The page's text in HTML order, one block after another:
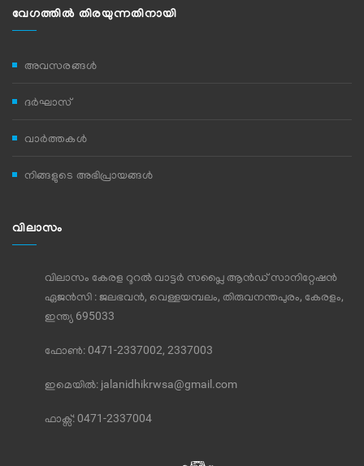
വേഗത്തില്‍ തിരയുന്നതിനായി
അവസരങ്ങൾ
ദര്‍ഘാസ്‌
വാര്‍ത്തകള്‍
നിങ്ങളുടെ അഭിപ്രായങ്ങള്‍
വിലാസം
വിലാസം കേരള റൂറൽ വാട്ടർ സപ്ലൈ ആൻഡ് സാനിറ്റേഷൻ
ഏജൻസി : ജലഭവൻ, വെള്ളയമ്പലം, തിരുവനന്തപുരം, കേരളം,
ഇന്ത്യ 695033
ഫോണ്‍: 0471-2337002, 2337003
ഇമെയില്‍: jalanidhikrwsa@gmail.com
ഫാക്സ്: 0471-2337004